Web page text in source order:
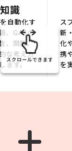
識
自動化す
、GASの
、関数、
な考え方
ます。
ス
新
化
携
を
スクロールできます